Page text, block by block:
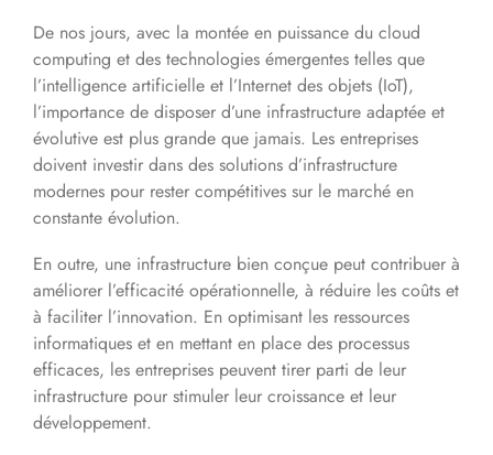
De nos jours, avec la montée en puissance du cloud
computing et des technologies émergentes telles que
l’intelligence artificielle et l’Internet des objets (IoT),
l’importance de disposer d’une infrastructure adaptée et
évolutive est plus grande que jamais. Les entreprises
doivent investir dans des solutions d’infrastructure
modernes pour rester compétitives sur le marché en
constante évolution.
En outre, une infrastructure bien conçue peut contribuer à
améliorer l’efficacité opérationnelle, à réduire les coûts et
à faciliter l’innovation. En optimisant les ressources
informatiques et en mettant en place des processus
efficaces, les entreprises peuvent tirer parti de leur
infrastructure pour stimuler leur croissance et leur
développement.